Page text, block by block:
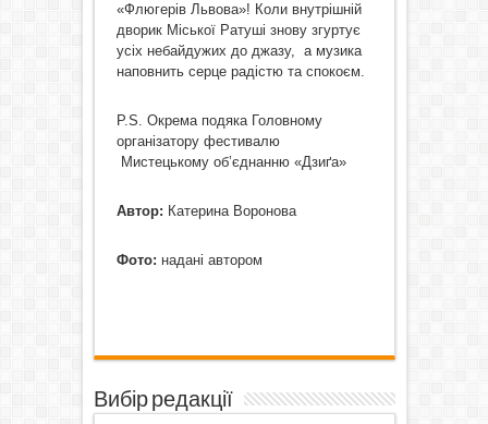
«Флюгерів Львова»! Коли внутрішній
дворик Міської Ратуші знову згуртує
усіх небайдужих до джазу, а музика
наповнить серце радістю та спокоєм.
Р.S. Окрема подяка Головному
організатору фестивалю
Мистецькому об’єднанню «Дзиґа»
Автор: Катерина Воронова
Фото: надані автором
Вибір редакції